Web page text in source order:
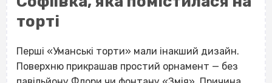
торті
Перші «Уманські торти» мали інакший дизайн.
Поверхню прикрашав простий орнамент — без